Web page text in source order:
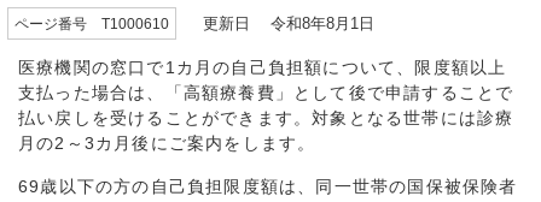
ページ番号 T1000610 更新日 令和8年8月1日
医療機関の窓口で1カ月の自己負担額について、限度額以上
支払った場合は、「高額療養費」として後で申請することで
払い戻しを受けることができます。対象となる世帯には診療
月の2～3カ月後にご案内をします。
69歳以下の方の自己負担限度額は、同一世帯の国保被保険者